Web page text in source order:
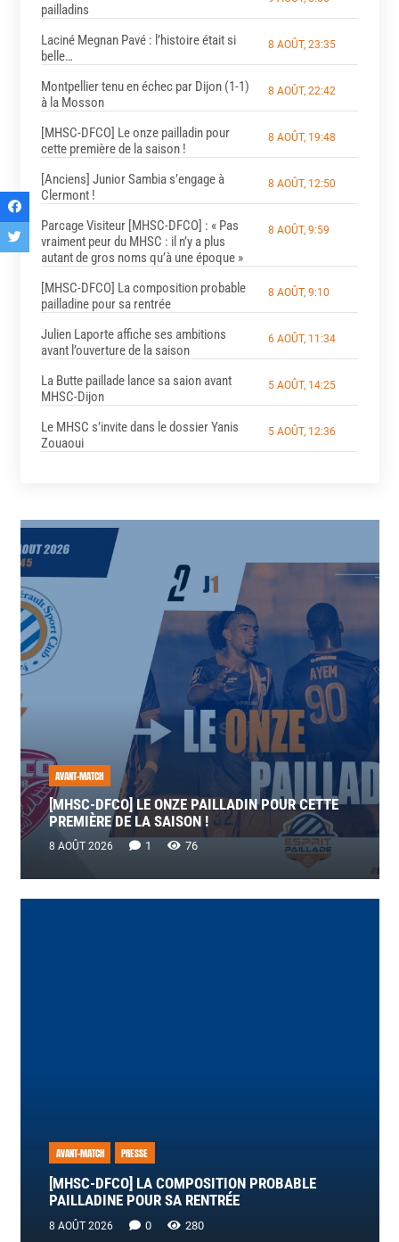
pailladins
Laciné Megnan Pavé : l’histoire était si
belle…
8 AOÛT, 23:35
Montpellier tenu en échec par Dijon (1-1)
à la Mosson
8 AOÛT, 22:42
[MHSC-DFCO] Le onze pailladin pour
cette première de la saison !
8 AOÛT, 19:48
[Anciens] Junior Sambia s’engage à
Clermont !
8 AOÛT, 12:50
Parcage Visiteur [MHSC-DFCO] : « Pas
vraiment peur du MHSC : il n’y a plus
autant de gros noms qu’à une époque »
8 AOÛT, 9:59
[MHSC-DFCO] La composition probable
pailladine pour sa rentrée
8 AOÛT, 9:10
Julien Laporte affiche ses ambitions
avant l’ouverture de la saison
6 AOÛT, 11:34
La Butte paillade lance sa saion avant
MHSC-Dijon
5 AOÛT, 14:25
Le MHSC s’invite dans le dossier Yanis
Zouaoui
5 AOÛT, 12:36
AVANT-MATCH
[MHSC-DFCO] LE ONZE PAILLADIN POUR CETTE
PREMIÈRE DE LA SAISON !
8 AOÛT 2026 1 Commentaire
76
AVANT-MATCH PRESSE
[MHSC-DFCO] LA COMPOSITION PROBABLE
PAILLADINE POUR SA RENTRÉE
8 AOÛT 2026 0 280